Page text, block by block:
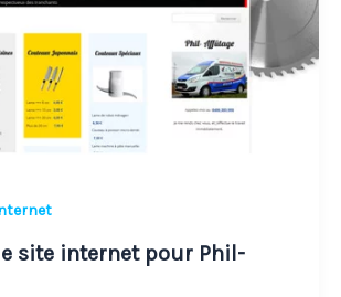
site internet pour Phil-